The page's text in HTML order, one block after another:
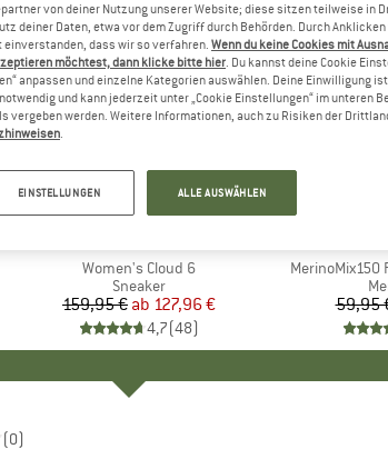
Artikel
Women's Cloud 6
Produktgruppe
Sneaker
Preis
159,95 € reduzierter Preis
ab 127,96 €
4,7(48)
Artikel
MerinoMix150
59,95
(0)
von deiner Nutzung unserer Website; diese sitzen teilweise in
deiner Daten, etwa vor dem Zugriff durch Behörden. Durch Anklicken
dass wir so verfahren. Wenn du keine Cookies mit
möchtest, dann klicke bitte hier. Du kannst deine Cookie
anpassen und einzelne Kategorien auswählen. Deine Einwilligung
und kann jederzeit unter „Cookie Einstellungen“ im unteren
vergeben werden. Weitere Informationen, auch zu Risiken der
.
EINSTELLUNGEN ALLE AUSWÄHLEN